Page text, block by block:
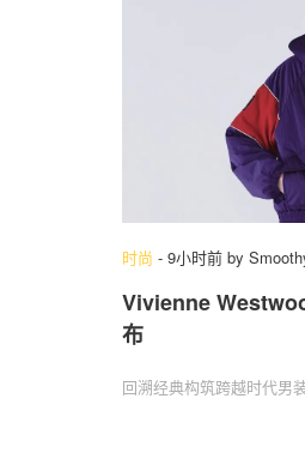
时尚 - 9小时前 by
Vivienne
布
回溯经典构筑跨越时代男